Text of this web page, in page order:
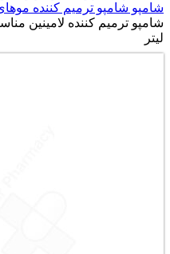
شامپو شامپو ترمیم کننده
لیتر